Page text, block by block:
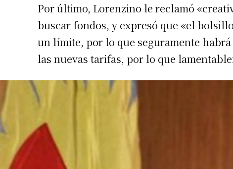
Por último, Lorenzino le reclamó
buscar fondos, y expresó que «el
un límite, por lo que seguramente
las nuevas tarifas, por lo que